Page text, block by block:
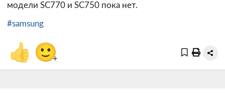
модели SC770 и SC750 пока нет.
#samsung
👍 🙂+